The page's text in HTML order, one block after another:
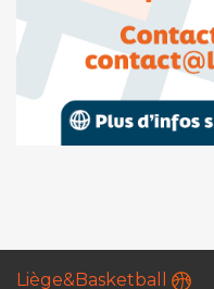
Liège&Basketball